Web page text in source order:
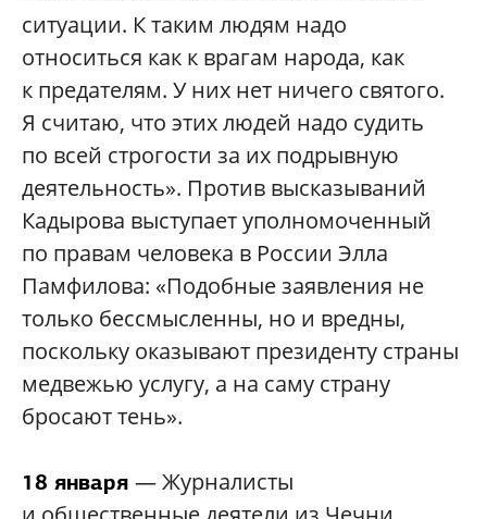
ситуации. К таким людям надо
относиться как к врагам народа, как
к предателям. У них нет ничего святого.
Я считаю, что этих людей надо судить
по всей строгости за их подрывную
деятельность». Против высказываний
Кадырова выступает уполномоченный
по правам человека в России Элла
Памфилова: «Подобные заявления не
только бессмысленны, но и вредны,
поскольку оказывают президенту страны
медвежью услугу, а на саму страну
бросают тень».
18 января — Журналисты